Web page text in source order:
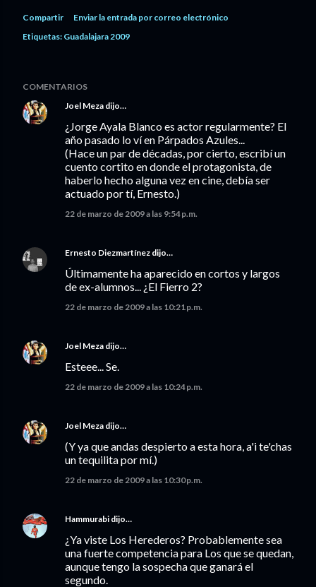
Compartir
Enviar la entrada por correo electrónico
Etiquetas: Guadalajara 2009
COMENTARIOS
Joel Meza dijo…
¿Jorge Ayala Blanco es actor regularmente? El
año pasado lo ví en Párpados Azules...
(Hace un par de décadas, por cierto, escribí un
cuento cortito en donde el protagonista, de
haberlo hecho alguna vez en cine, debía ser
actuado por tí, Ernesto.)
22 de marzo de 2009 a las 9:54 p.m.
Ernesto Diezmartínez dijo…
Últimamente ha aparecido en cortos y largos
de ex-alumnos... ¿El Fierro 2?
22 de marzo de 2009 a las 10:21 p.m.
Joel Meza dijo…
Esteee... Se.
22 de marzo de 2009 a las 10:24 p.m.
Joel Meza dijo…
(Y ya que andas despierto a esta hora, a'i te'chas
un tequilita por mí.)
22 de marzo de 2009 a las 10:30 p.m.
Hammurabi dijo…
¿Ya viste Los Herederos? Probablemente sea
una fuerte competencia para Los que se quedan,
aunque tengo la sospecha que ganará el
segundo.